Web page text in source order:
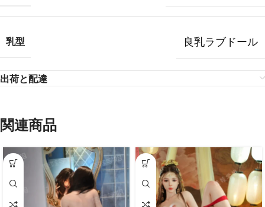
乳型 良乳ラブドール
出荷と配達
関連商品